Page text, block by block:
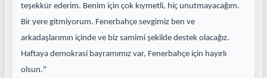
teşekkür ederim. Benim için çok kıymetli, hiç unutmayacağım.
Bir yere gitmiyorum. Fenerbahçe sevgimiz ben ve
arkadaşlarımın içinde ve biz samimi şekilde destek olacağız.
Haftaya demokrasi bayramımız var, Fenerbahçe için hayırlı
olsun."